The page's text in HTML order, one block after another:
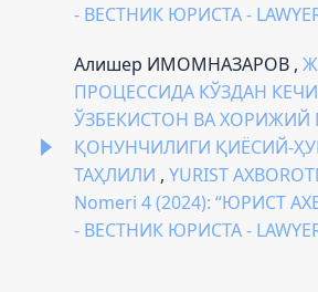
- ВЕСТНИК ЮРИСТА -
Алишер ИМОМНАЗАРОВ ,
ПРОЦЕССИДА КЎЗДАН
ЎЗБЕКИСТОН ВА ХОРИЖИЙ
ҚОНУНЧИЛИГИ ҚИЁСИЙ-
ТАҲЛИЛИ , YURIST
Nomeri 4 (2024): “ЮРИСТ
- ВЕСТНИК ЮРИСТА -